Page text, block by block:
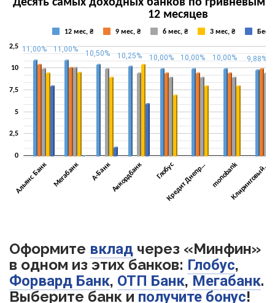
Оформите вклад через «Минфин»
в одном из этих банков: Глобус,
Форвард Банк, OTП Банк, Мегабанк.
Выберите банк и получите бонус!